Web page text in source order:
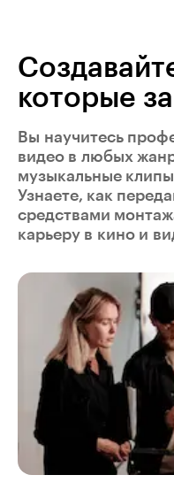
которые
Вы научитесь
видео в любых
музыкальные
Узнаете, как
средствами
карьеру в кино и